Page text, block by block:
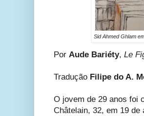
Sid Ahmed Ghlam
Por Aude Bariéty, Le
Tradução Filipe do A.
O jovem de 29 anos foi
Châtelain, 32, em 19 de